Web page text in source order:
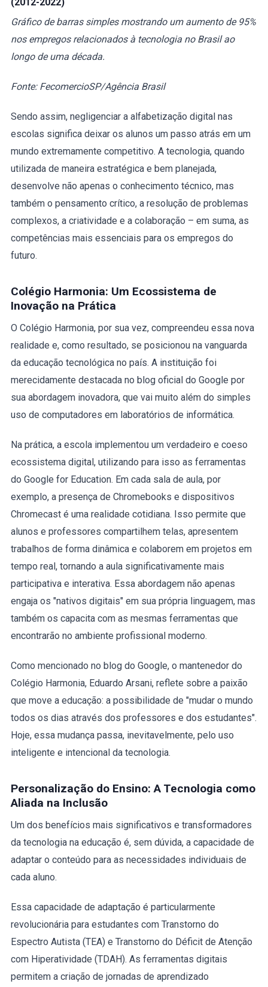
Gráfico de barras simples mostrando um aumento de 95%
nos empregos relacionados à tecnologia no Brasil ao
longo de uma década.
Fonte: FecomercioSP/Agência Brasil
Sendo assim, negligenciar a alfabetização digital nas
escolas significa deixar os alunos um passo atrás em um
mundo extremamente competitivo. A tecnologia, quando
utilizada de maneira estratégica e bem planejada,
desenvolve não apenas o conhecimento técnico, mas
também o pensamento crítico, a resolução de problemas
complexos, a criatividade e a colaboração – em suma, as
competências mais essenciais para os empregos do
futuro.
Colégio Harmonia: Um Ecossistema de
Inovação na Prática
O Colégio Harmonia, por sua vez, compreendeu essa nova
realidade e, como resultado, se posicionou na vanguarda
da educação tecnológica no país. A instituição foi
merecidamente destacada no blog oficial do Google por
sua abordagem inovadora, que vai muito além do simples
uso de computadores em laboratórios de informática.
Na prática, a escola implementou um verdadeiro e coeso
ecossistema digital, utilizando para isso as ferramentas
do Google for Education. Em cada sala de aula, por
exemplo, a presença de Chromebooks e dispositivos
Chromecast é uma realidade cotidiana. Isso permite que
alunos e professores compartilhem telas, apresentem
trabalhos de forma dinâmica e colaborem em projetos em
tempo real, tornando a aula significativamente mais
participativa e interativa. Essa abordagem não apenas
engaja os "nativos digitais" em sua própria linguagem, mas
também os capacita com as mesmas ferramentas que
encontrarão no ambiente profissional moderno.
Como mencionado no blog do Google, o mantenedor do
Colégio Harmonia, Eduardo Arsani, reflete sobre a paixão
que move a educação: a possibilidade de "mudar o mundo
todos os dias através dos professores e dos estudantes".
Hoje, essa mudança passa, inevitavelmente, pelo uso
inteligente e intencional da tecnologia.
Personalização do Ensino: A Tecnologia como
Aliada na Inclusão
Um dos benefícios mais significativos e transformadores
da tecnologia na educação é, sem dúvida, a capacidade de
adaptar o conteúdo para as necessidades individuais de
cada aluno.
Essa capacidade de adaptação é particularmente
revolucionária para estudantes com Transtorno do
Espectro Autista (TEA) e Transtorno do Déficit de Atenção
com Hiperatividade (TDAH). As ferramentas digitais
permitem a criação de jornadas de aprendizado